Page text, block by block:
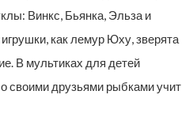
Винкс, Бьянка, Эльза и
как лемур Юху, зверята
В мультиках для детей
своими друзьями рыбками учит